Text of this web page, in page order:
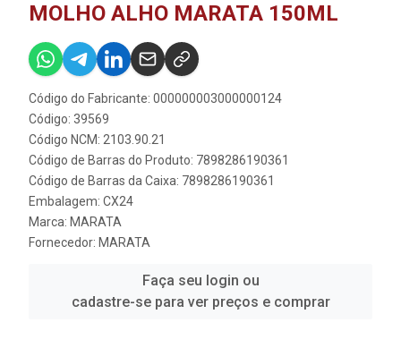
MOLHO ALHO MARATA 150ML
Código do Fabricante: 000000003000000124
Código: 39569
Código NCM: 2103.90.21
Código de Barras do Produto: 7898286190361
Código de Barras da Caixa: 7898286190361
Embalagem: CX24
Marca: MARATA
Fornecedor: MARATA
Faça seu login ou
cadastre-se para ver preços e comprar